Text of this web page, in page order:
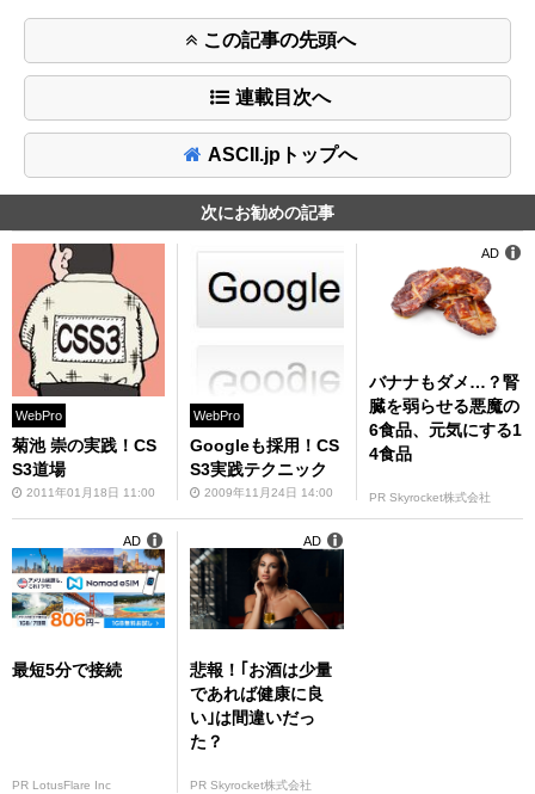
この記事の先頭へ
連載目次へ
ASCII.jpトップへ
次にお勧めの記事
WebPro
菊池 崇の実践！CS
S3道場
2011年01月18日 11:00
WebPro
Googleも採用！CS
S3実践テクニック
2009年11月24日 14:00
バナナもダメ…？腎
臓を弱らせる悪魔の
6食品、元気にする1
4食品
PR Skyrocket株式会社
AD
最短5分で接続
PR LotusFlare Inc
AD
悲報！｢お酒は少量
であれば健康に良
い｣は間違いだっ
た？
PR Skyrocket株式会社
AD